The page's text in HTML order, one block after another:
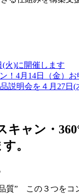
(火)に開催します
！4月14日（金）お
説明会を４月27日(
ャン・
。
質” この３つを